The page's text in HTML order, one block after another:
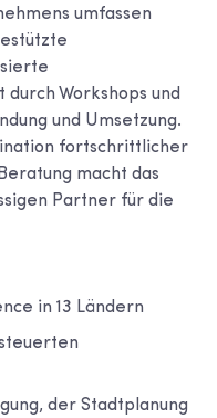
umfassen
Workshops und
und Umsetzung.
fortschrittlicher
macht das
Partner für die
in 13 Ländern
der Stadtplanung